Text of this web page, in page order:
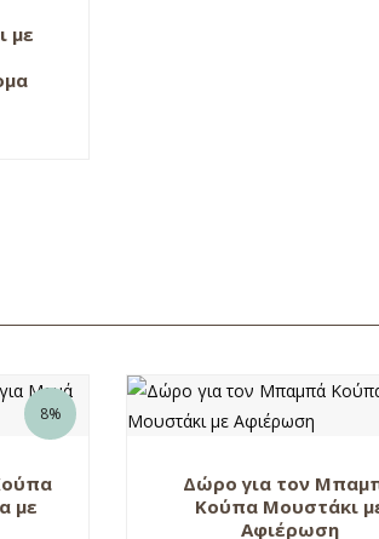
με
8%
με
Δώρο για τον
Κούπα Μουστάκι
Αφιέρωση